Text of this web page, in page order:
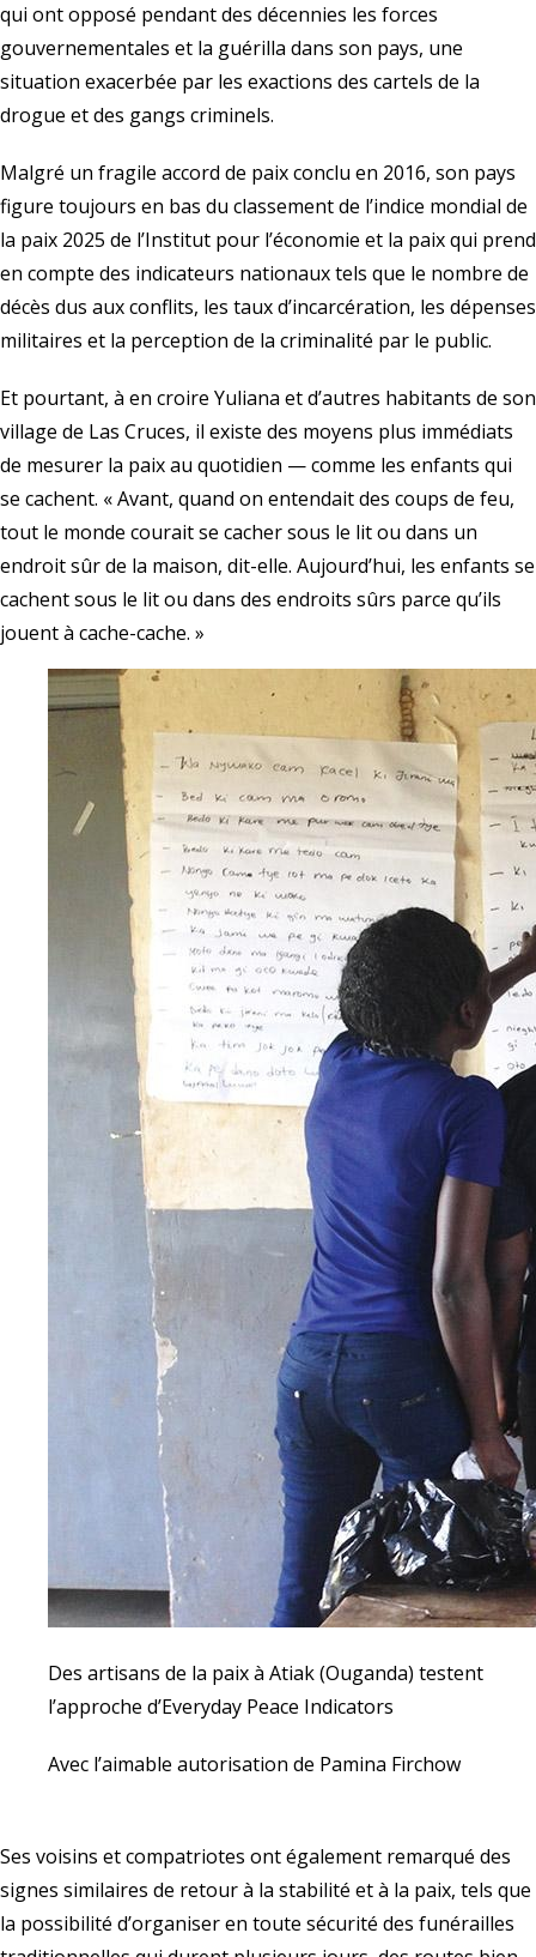
qui ont opposé pendant des décennies les forces
gouvernementales et la guérilla dans son pays, une
situation exacerbée par les exactions des cartels de la
drogue et des gangs criminels.
Malgré un fragile accord de paix conclu en 2016, son pays
figure toujours en bas du classement de l’indice mondial de
la paix 2025 de l’Institut pour l’économie et la paixqui prend
en compte des indicateurs nationaux tels que le nombre de
décès dus aux conflits, les taux d’incarcération, les dépenses
militaires et la perception de la criminalité par le public.
Et pourtant, à en croire Yuliana et d’autres habitants de son
village de Las Cruces, il existe des moyens plus immédiats
de mesurer la paix au quotidien — comme les enfants qui
se cachent. « Avant, quand on entendait des coups de feu,
tout le monde courait se cacher sous le lit ou dans un
endroit sûr de la maison, dit-elle. Aujourd’hui, les enfants se
cachent sous le lit ou dans des endroits sûrs parce qu’ils
jouent à cache-cache. »
Des artisans de la paix à Atiak (Ouganda) testent
l’approche d’Everyday Peace Indicators
Avec l’aimable autorisation de Pamina Firchow
Ses voisins et compatriotes ont également remarqué des
signes similaires de retour à la stabilité et à la paix, tels que
la possibilité d’organiser en toute sécurité des funérailles